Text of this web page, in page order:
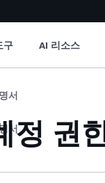
구 AI 리소스
서
서정 권